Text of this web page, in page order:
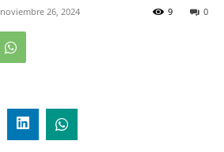
noviembre 26, 2024 0
9